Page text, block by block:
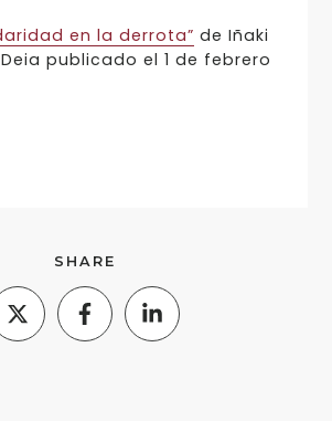
en la derrota” de Iñaki
publicado el 1 de febrero
SHARE